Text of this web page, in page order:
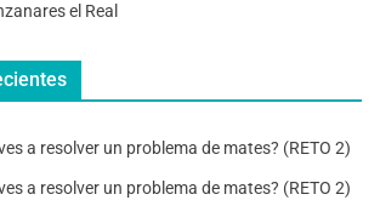
el Real
a resolver un problema de mates? (RETO 2)
a resolver un problema de mates? (RETO 2)